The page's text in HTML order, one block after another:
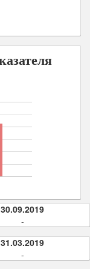
30.09.2019
-
31.03.2019
-